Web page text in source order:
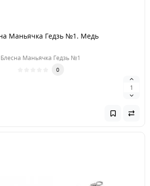
Маньячка Гедзь №1. Медь
Блесна Маньячка Гедзь №1
0